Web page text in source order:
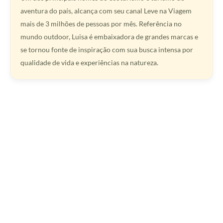
aventura do país, alcança com seu canal Leve na Viagem
mais de 3 milhões de pessoas por mês. Referência no
mundo outdoor, Luisa é embaixadora de grandes marcas e
se tornou fonte de inspiração com sua busca intensa por
qualidade de vida e experiências na natureza.